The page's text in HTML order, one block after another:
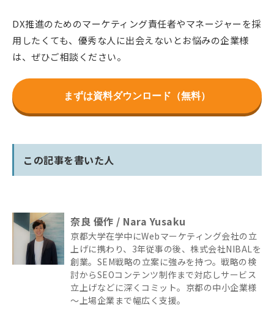
DX推進のためのマーケティング責任者やマネージャーを採
用したくても、優秀な人に出会えないとお悩みの企業様
は、ぜひご相談ください。
まずは資料ダウンロード（無料）
この記事を書いた人
奈良 優作 / Nara Yusaku
京都大学在学中にWebマーケティング会社の立
上げに携わり、3年従事の後、株式会社NIBALを
創業。SEM戦略の立案に強みを持つ。戦略の検
討からSEOコンテンツ制作まで対応しサービス
立上げなどに深くコミット。京都の中小企業様
～上場企業まで幅広く支援。